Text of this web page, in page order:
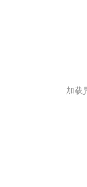
加载